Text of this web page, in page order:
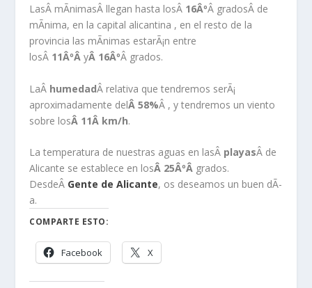
LasÂ mÃ­nimasÂ llegan hasta losÂ 16ÂºÂ gradosÂ de
mÃ­nima, en la capital alicantina , en el resto de la
provincia las mÃ­nimas estarÃ¡n entre
losÂ 11ÂºÂyÂ 16ÂºÂ grados.
LaÂ humedadÂ relativa que tendremos serÃ¡
aproximadamente delÂ 58%Â , y tendremos un viento
sobre losÂ 11Â km/h.
La temperatura de nuestras aguas en lasÂ playasÂ de
Alicante se establece en losÂ 25ÂºÂ grados.
DesdeÂ Gente de Alicante, os deseamos un buen dÃ­
a.
COMPARTE ESTO:
Facebook X